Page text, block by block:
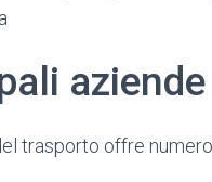
trasporto offre